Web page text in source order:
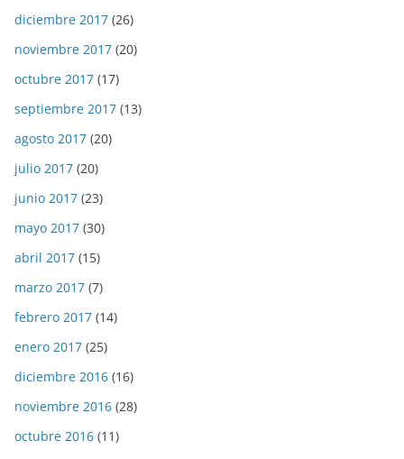
diciembre 2017 (26)
noviembre 2017 (20)
octubre 2017 (17)
septiembre 2017 (13)
agosto 2017 (20)
julio 2017 (20)
junio 2017 (23)
mayo 2017 (30)
abril 2017 (15)
marzo 2017 (7)
febrero 2017 (14)
enero 2017 (25)
diciembre 2016 (16)
noviembre 2016 (28)
octubre 2016 (11)